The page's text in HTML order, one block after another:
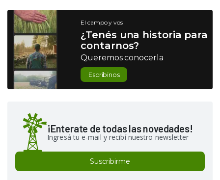
El campo y vos
¿Tenés una historia para
contarnos?
Queremos conocerla
Escribinos
¡Enterate de todas las novedades!
Ingresá tu e-mail y recibí nuestro newsletter
Suscribirme